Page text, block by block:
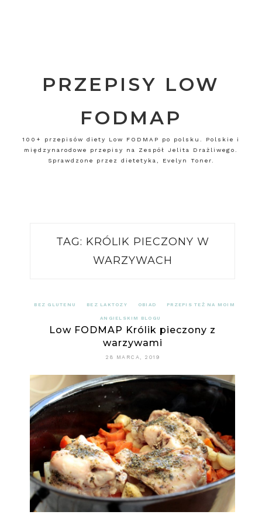
PRZEPISY LOW
FODMAP
100+ przepisów diety Low FODMAP po polsku. Polskie i
międzynarodowe przepisy na Zespół Jelita Drażliwego.
Sprawdzone przez dietetyka, Evelyn Toner.
TAG: KRÓLIK PIECZONY W
WARZYWACH
BEZ GLUTENU BEZ LAKTOZY OBIAD PRZEPIS TEŻ NA MOIM
ANGIELSKIM BLOGU
Low FODMAP Królik pieczony z
warzywami
28 MARCA, 2019